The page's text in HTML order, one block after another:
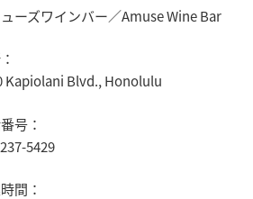
ーズワインバー／Amuse Wine Bar
Kapiolani Blvd., Honolulu
号：
5429
間：